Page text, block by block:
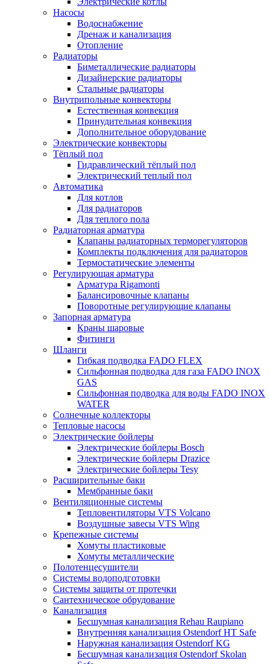
Насосы
Водоснабжение
Дренаж и канализация
Отопление
Радиаторы
Биметаллические радиаторы
Дизайнерские радиаторы
Стальные радиаторы
Внутрипольные конвекторы
Естественная конвекция
Принудительная конвекция
Дополнительное оборудование
Электрические конвекторы
Тёплый пол
Гидравлический тёплый пол
Электрический теплый пол
Автоматика
Для котлов
Для радиаторов
Для теплого пола
Радиаторная арматура
Клапаны радиаторных терморегуляторов
Комплекты подключения для радиаторов
Термостатические элементы
Регулирующая арматура
Арматура Rigamonti
Балансировочные клапаны
Поворотные регулирующие клапаны
Запорная арматура
Краны шаровые
Фитинги
Шланги
Гибкая подводка FADO FLEX
Сильфонная подводка для газа FADO INOX
GAS
Сильфонная подводка для воды FADO INOX
WATER
Солнечные коллекторы
Тепловые насосы
Электрические бойлеры
Электрические бойлеры Bosch
Электрические бойлеры Drazice
Электрические бойлеры Tesy
Расширительные баки
Мембранные баки
Вентиляционные системы
Тепловентиляторы VTS Volcano
Воздушные завесы VTS Wing
Крепежные системы
Хомуты пластиковые
Хомуты металлические
Полотенцесушители
Системы водоподготовки
Системы защиты от протечки
Сантехническое обрудование
Канализация
Бесшумная канализация Rehau Raupiano
Внутренняя канализация Ostendorf HT Safe
Наружная канализация Ostendorf KG
Бесшумная канализация Ostendorf Skolan